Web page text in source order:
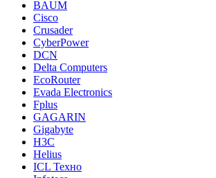
BAUM
Cisco
Crusader
CyberPower
DCN
Delta Computers
EcoRouter
Evada Electronics
Fplus
GAGARIN
Gigabyte
H3C
Helius
ICL Техно